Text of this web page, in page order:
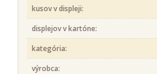
kusov v displeji:
displejov v kartóne:
kategória:
výrobca: